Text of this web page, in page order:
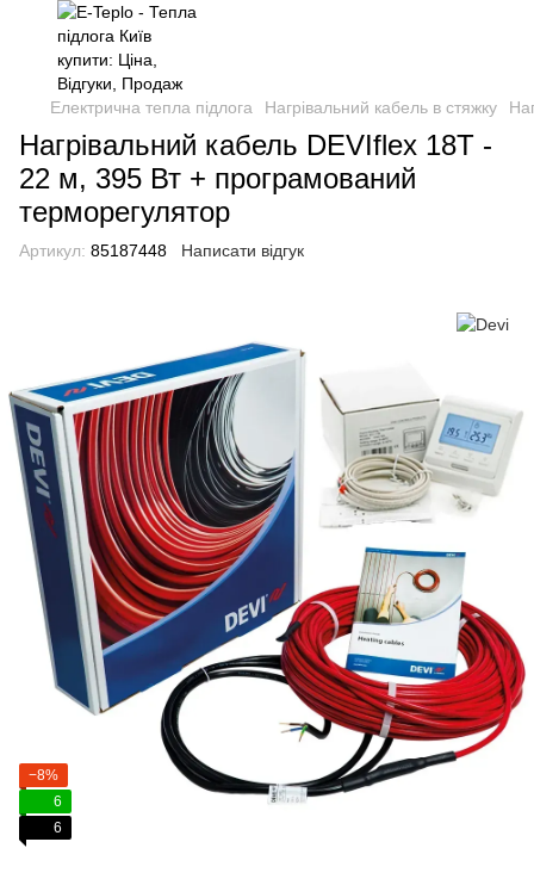
Електрична тепла підлога Нагрівальний кабель в стяжку
Нагрівальний кабель DEVIflex 18T -
22 м, 395 Вт + програмований
терморегулятор
Артикул: 85187448 Написати відгук
−8%
6
6